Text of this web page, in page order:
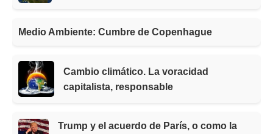
Medio Ambiente: Cumbre de Copenhague
Cambio climático. La voracidad
capitalista, responsable
Trump y el acuerdo de París, o como la